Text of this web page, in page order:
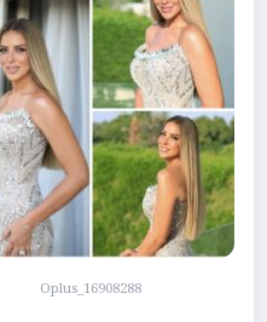
Oplus_16908288